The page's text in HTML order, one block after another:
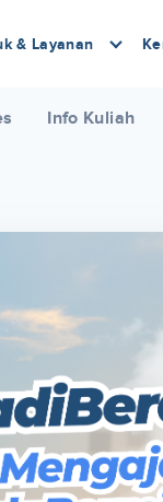
& Layanan
Info Kuliah